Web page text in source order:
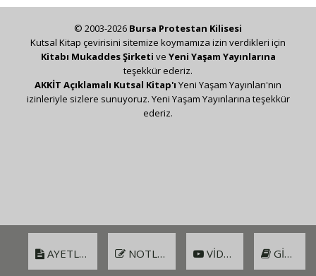
AYETLER NOTLAR VIDEO GIRIŞ
© 2003-2026 Bursa Protestan Kilisesi
Kutsal Kitap çevirisini sitemize koymamıza izin verdikleri için
Kitabı Mukaddes Şirketi ve Yeni Yaşam Yayınlarına
teşekkür ederiz.
AKKİT Açıklamalı Kutsal Kitap'ı Yeni Yaşam Yayınları'nın
izinleriyle sizlere sunuyoruz. Yeni Yaşam Yayınlarına teşekkür
ederiz.